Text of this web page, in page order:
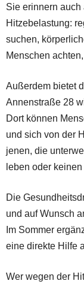
Sie erinnern
Hitzebelastung:
suchen,
Menschen
Außerdem bietet
Annenstraße 28
Dort können
und sich von der
jenen, die
leben oder
Die
und auf Wunsch
Im Sommer
eine direkte Hilfe
Wer wegen der